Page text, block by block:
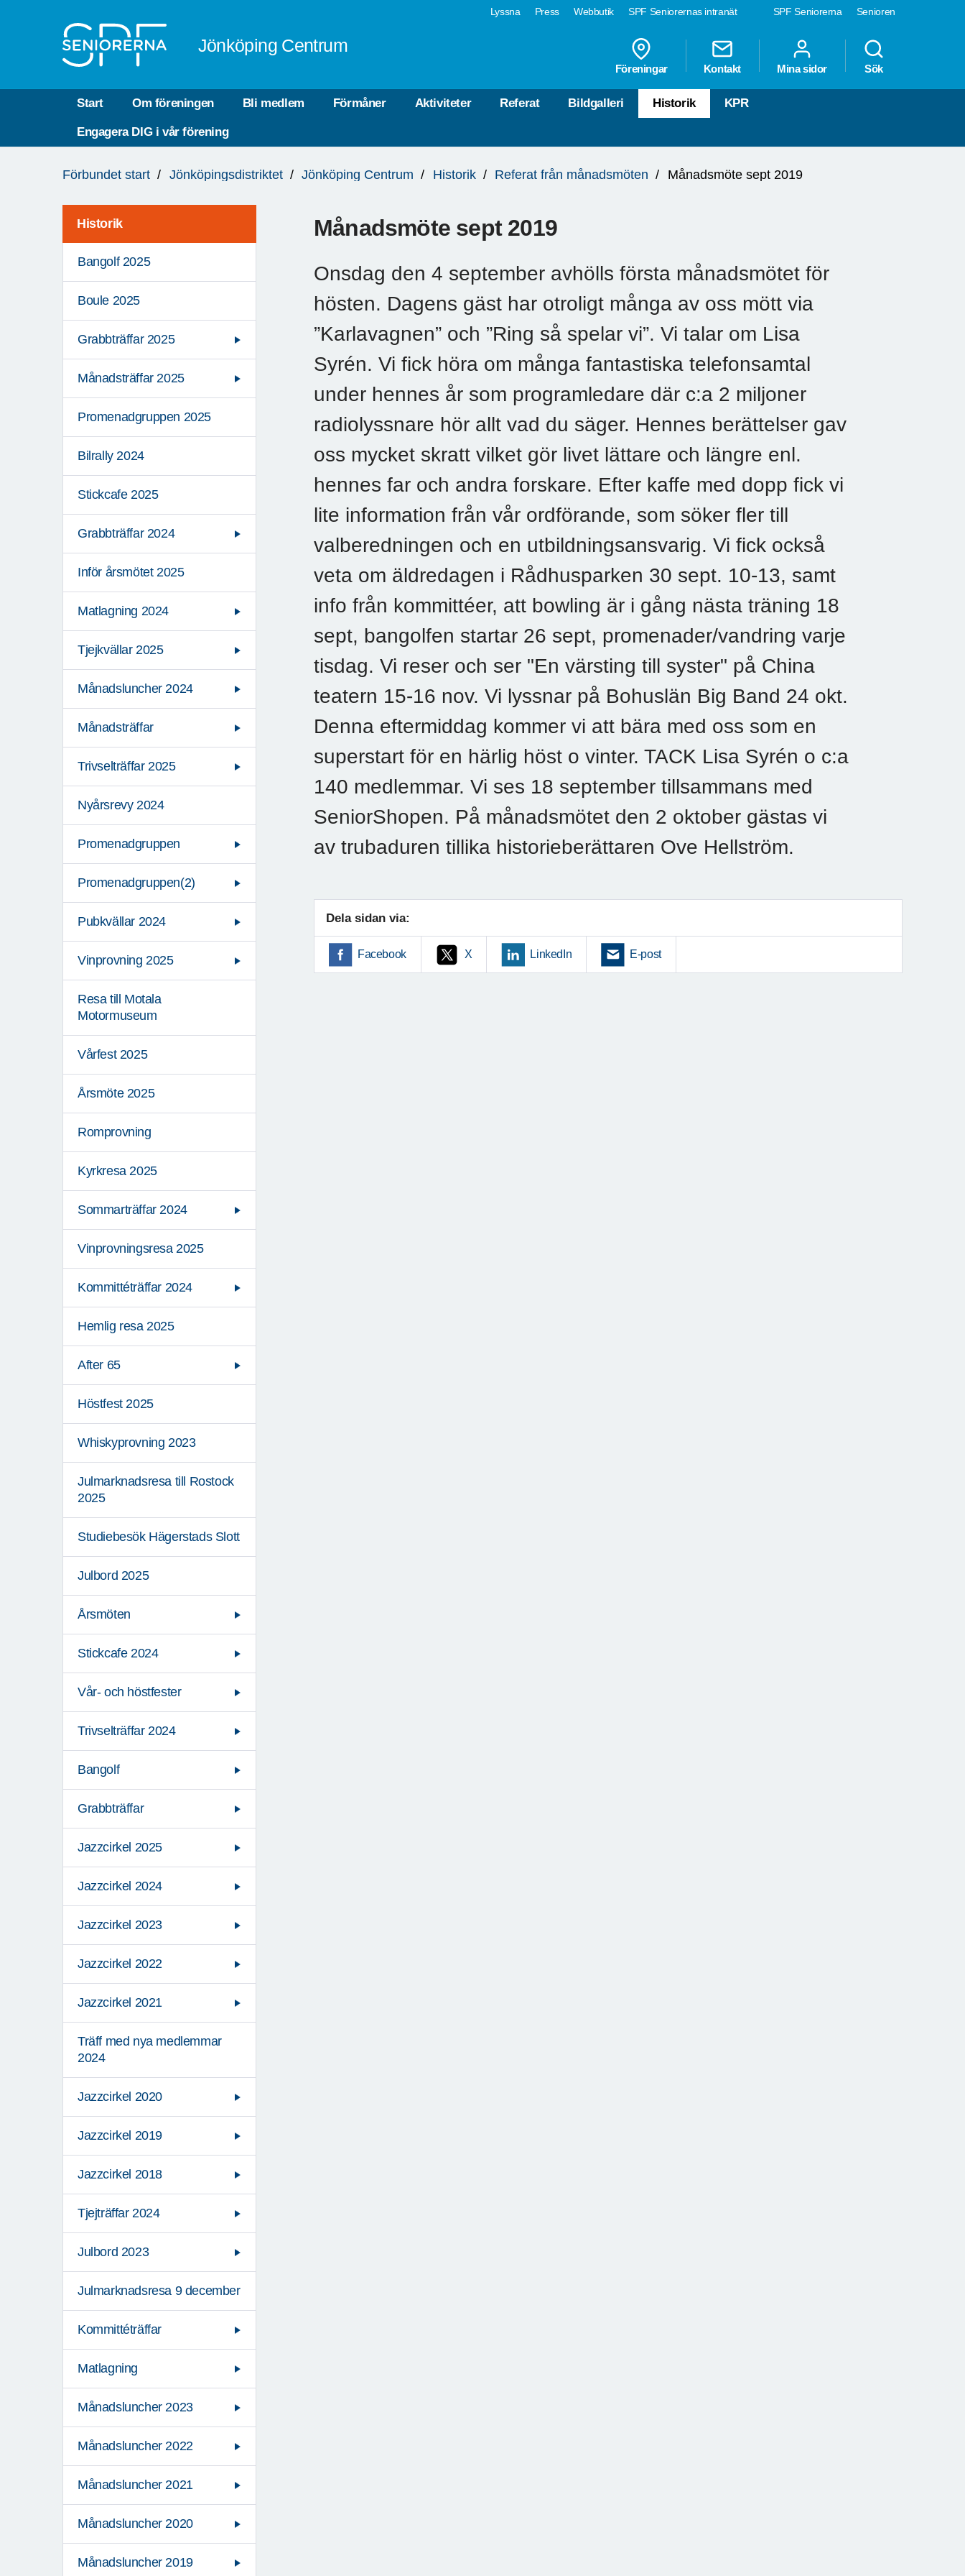
SPF Seniorerna Senioren
Lyssna Press Webbutik SPF Seniorernas intranät
Jönköping Centrum
Föreningar Kontakt Mina sidor Sök
Start Om föreningen Bli medlem Förmåner Aktiviteter Referat Bildgalleri Historik KPR
Engagera DIG i vår förening
är
Förbundet start Jönköpingsdistriktet Jönköping Centrum Historik Referat från månadsmöten Månadsmöte sept 2019
Historik
Bangolf 2025
Boule 2025
Grabbträffar 2025
Månadsträffar 2025
Promenadgruppen 2025
Bilrally 2024
Stickcafe 2025
Grabbträffar 2024
Inför årsmötet 2025
Matlagning 2024
Tjejkvällar 2025
Månadsluncher 2024
Månadsträffar
Trivselträffar 2025
Nyårsrevy 2024
Promenadgruppen
Promenadgruppen(2)
Pubkvällar 2024
Vinprovning 2025
Resa till Motala
Motormuseum
Vårfest 2025
Årsmöte 2025
Romprovning
Kyrkresa 2025
Sommarträffar 2024
Vinprovningsresa 2025
Kommittéträffar 2024
Hemlig resa 2025
After 65
Höstfest 2025
Whiskyprovning 2023
Julmarknadsresa till Rostock
2025
Studiebesök Hägerstads Slott
Julbord 2025
Årsmöten
Stickcafe 2024
Vår- och höstfester
Trivselträffar 2024
Bangolf
Grabbträffar
Jazzcirkel 2025
Jazzcirkel 2024
Jazzcirkel 2023
Jazzcirkel 2022
Jazzcirkel 2021
Träff med nya medlemmar
2024
Jazzcirkel 2020
Jazzcirkel 2019
Jazzcirkel 2018
Tjejträffar 2024
Julbord 2023
Julmarknadsresa 9 december
Kommittéträffar
Matlagning
Månadsluncher 2023
Månadsluncher 2022
Månadsluncher 2021
Månadsluncher 2020
Månadsluncher 2019
Månadsmöte sept 2019
Onsdag den 4 september avhölls första månadsmötet för
hösten. Dagens gäst har otroligt många av oss mött via
”Karlavagnen” och ”Ring så spelar vi”. Vi talar om Lisa
Syrén. Vi fick höra om många fantastiska telefonsamtal
under hennes år som programledare där c:a 2 miljoner
radiolyssnare hör allt vad du säger. Hennes berättelser gav
oss mycket skratt vilket gör livet lättare och längre enl.
hennes far och andra forskare. Efter kaffe med dopp fick vi
lite information från vår ordförande, som söker fler till
valberedningen och en utbildningsansvarig. Vi fick också
veta om äldredagen i Rådhusparken 30 sept. 10-13, samt
info från kommittéer, att bowling är i gång nästa träning 18
sept, bangolfen startar 26 sept, promenader/vandring varje
tisdag. Vi reser och ser "En värsting till syster" på China
teatern 15-16 nov. Vi lyssnar på Bohuslän Big Band 24 okt.
Denna eftermiddag kommer vi att bära med oss som en
superstart för en härlig höst o vinter. TACK Lisa Syrén o c:a
140 medlemmar. Vi ses 18 september tillsammans med
SeniorShopen. På månadsmötet den 2 oktober gästas vi
av trubaduren tillika historieberättaren Ove Hellström.
Dela sidan via:
Facebook X LinkedIn E-post